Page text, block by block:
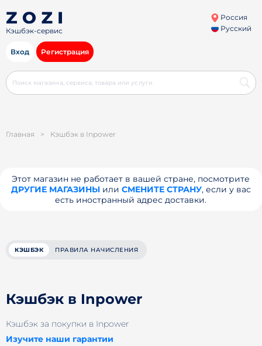
Кэшбэк-сервис
Россия
Русский
Вход Регистрация
Главная > Кэшбэк в Inpower
Этот магазин не работает в вашей стране, посмотрите
ДРУГИЕ МАГАЗИНЫили СМЕНИТЕ СТРАНУ, если у вас
есть иностранный адрес доставки.
КЭШБЭК ПРАВИЛА НАЧИСЛЕНИЯ
Кэшбэк в Inpower
Кэшбэк за покупки в Inpower
Изучите наши гарантии